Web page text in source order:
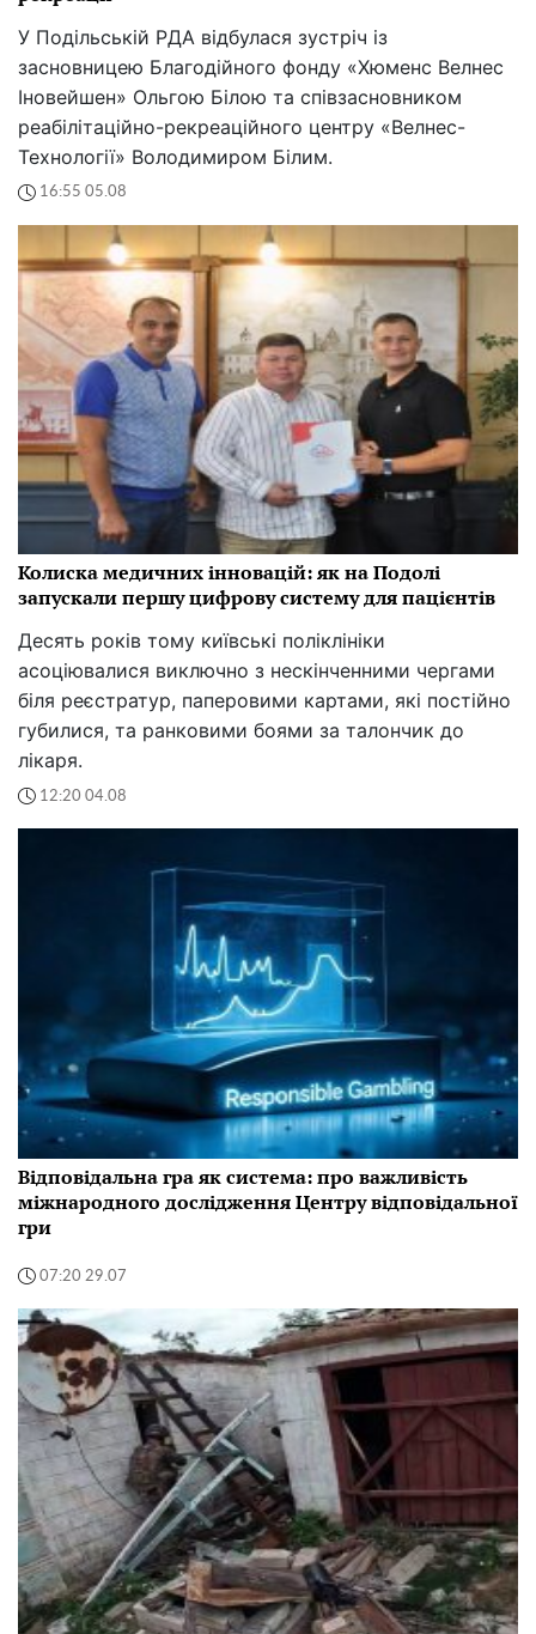
У Подільській РДА відбулася зустріч із
засновницею Благодійного фонду «Хюменс Велнес
Іновейшен» Ольгою Білою та співзасновником
реабілітаційно-рекреаційного центру «Велнес-
Технології» Володимиром Білим.
16:55 05.08
Колиска медичних інновацій: як на Подолі
запускали першу цифрову систему для пацієнтів
Десять років тому київські поліклініки
асоціювалися виключно з нескінченними чергами
біля реєстратур, паперовими картами, які постійно
губилися, та ранковими боями за талончик до
лікаря.
12:20 04.08
Відповідальна гра як система: про важливість
міжнародного дослідження Центру відповідальної
гри
07:20 29.07